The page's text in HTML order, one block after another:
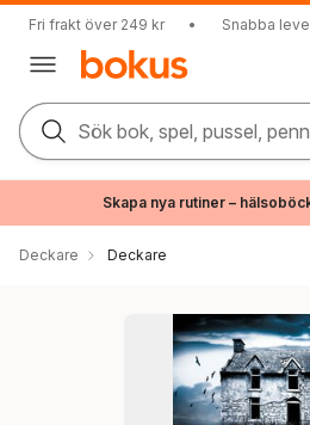
Fri frakt över 249 kr • Snabba
Sök bok, spel, pussel,
Skapa nya rutiner –
Deckare Deckare